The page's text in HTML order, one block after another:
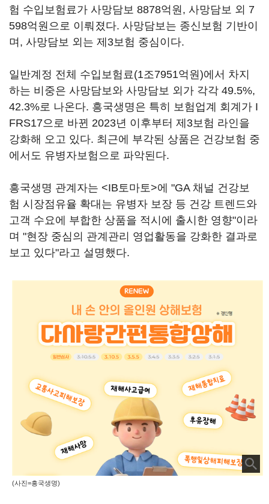
험 수입보험료가 사망담보 8878억원, 사망담보 외 7
598억원으로 이뤄졌다. 사망담보는 종신보험 기반이
며, 사망담보 외는 제3보험 중심이다.
일반계정 전체 수입보험료(1조7951억원)에서 차지
하는 비중은 사망담보와 사망담보 외가 각각 49.5%,
42.3%로 나온다. 흥국생명은 특히 보험업계 회계가 I
FRS17으로 바뀐 2023년 이후부터 제3보험 라인을
강화해 오고 있다. 최근에 부각된 상품은 건강보험 중
에서도 유병자보험으로 파악된다.
흥국생명 관계자는 <IB토마토>에 "GA 채널 건강보
험 시장점유율 확대는 유병자 보장 등 건강 트렌드와
고객 수요에 부합한 상품을 적시에 출시한 영향"이라
며 "현장 중심의 관계관리 영업활동을 강화한 결과로
보고 있다"라고 설명했다.
(사진=흥국생명)